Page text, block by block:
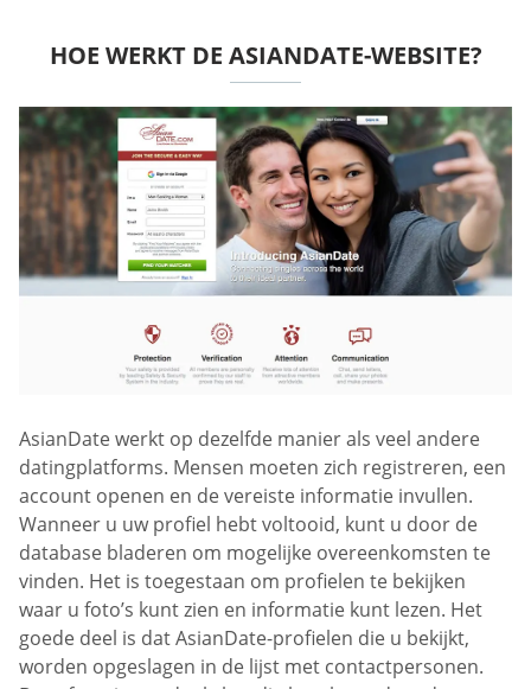
HOE WERKT DE ASIANDATE-WEBSITE?
AsianDate werkt op dezelfde manier als veel andere
datingplatforms. Mensen moeten zich registreren, een
account openen en de vereiste informatie invullen.
Wanneer u uw profiel hebt voltooid, kunt u door de
database bladeren om mogelijke overeenkomsten te
vinden. Het is toegestaan om profielen te bekijken
waar u foto’s kunt zien en informatie kunt lezen. Het
goede deel is dat AsianDate-profielen die u bekijkt,
worden opgeslagen in de lijst met contactpersonen.